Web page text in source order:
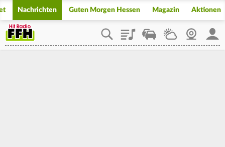
Nachrichten Guten Morgen Hessen Magazin Aktionen
PlaylistStaupilotWetterWebcam